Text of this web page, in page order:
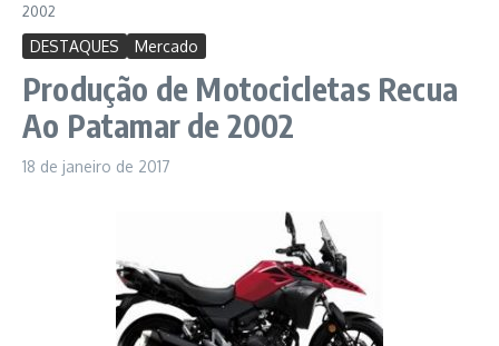
2002
DESTAQUES Mercado
Produção de Motocicletas Recua
Ao Patamar de 2002
18 de janeiro de 2017